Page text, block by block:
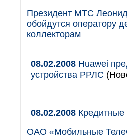
Президент МТС
обойдутся оператору
коллекторам
08.02.2008 Huawei
устройства РРЛС
08.02.2008 Кредитные
ОАО «Мобильные